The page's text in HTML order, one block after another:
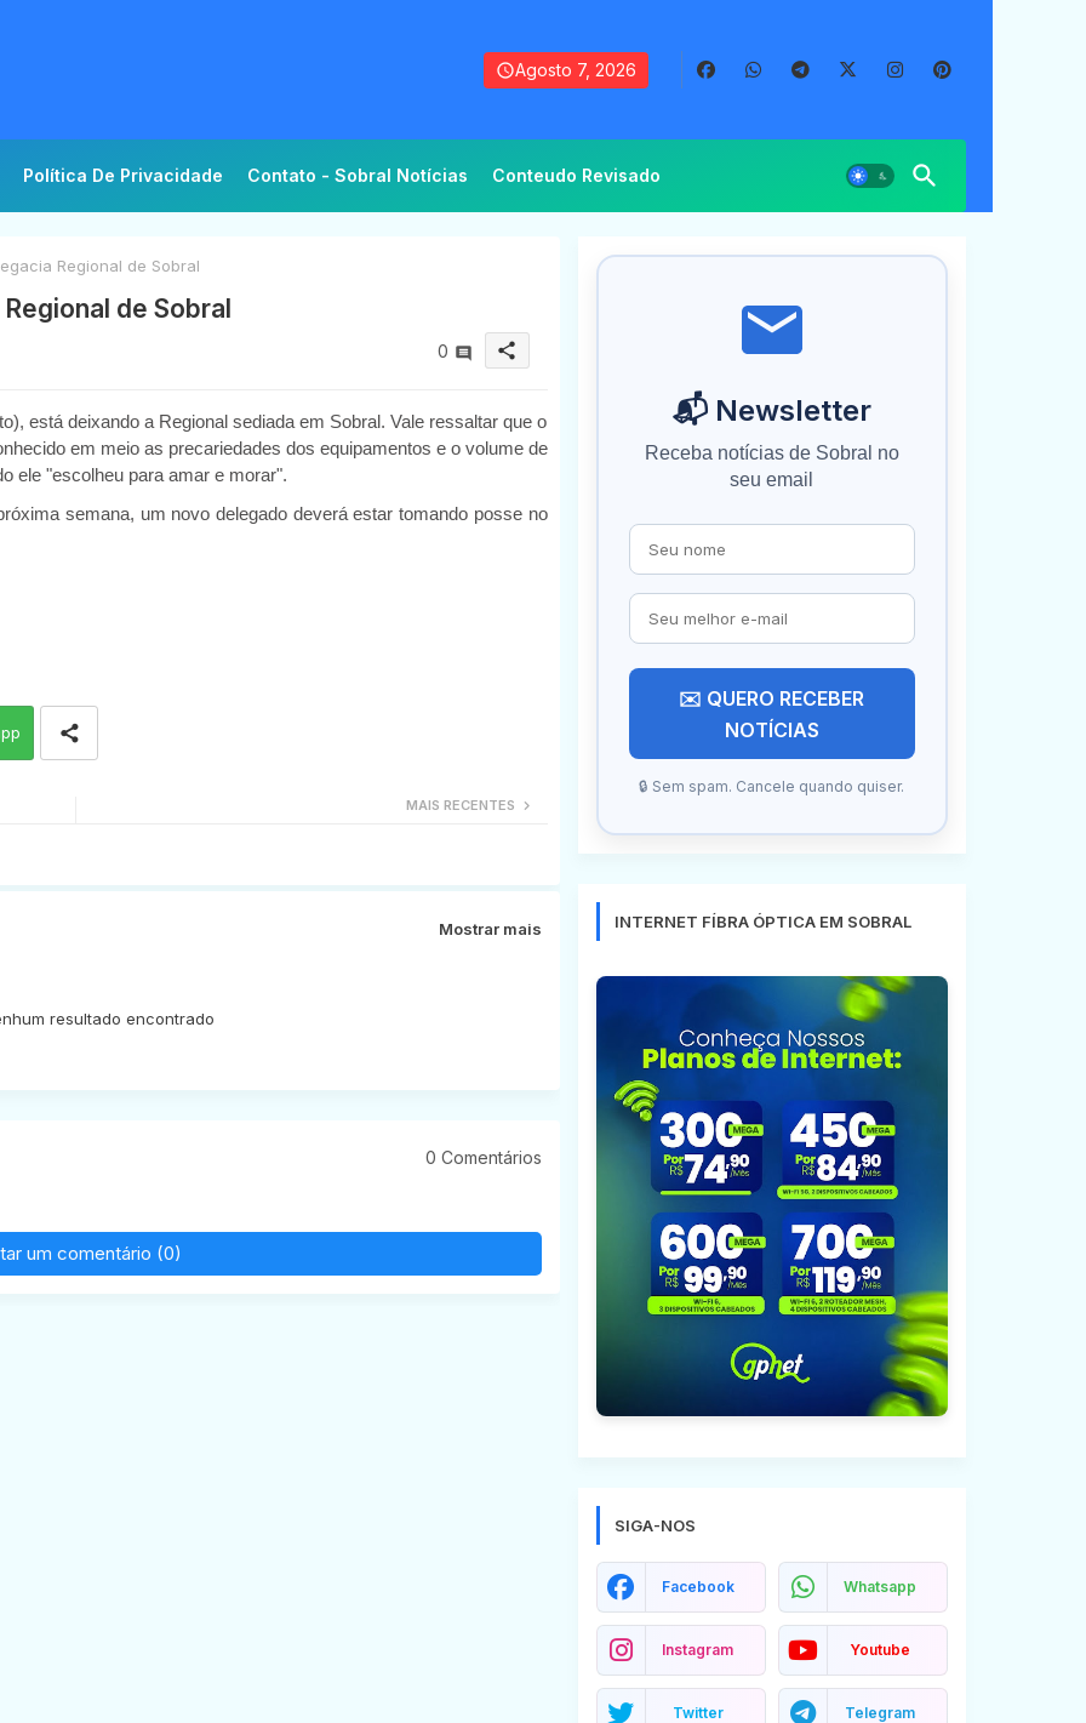
Agosto 7, 2026
Política De Privacidade Contato - Sobral Notícias Conteudo Revisado
Regional de Sobral
de Sobral
0 share
está deixando a Regional sediada em Sobral. Vale ressaltar que o
em meio as precariedades dos equipamentos e o volume de
ele "escolheu para amar e morar".
semana, um novo delegado deverá estar tomando posse no
MAIS RECENTES
Mostrar mais
resultado encontrado
0 Comentários
um comentário (0)
📬 Newsletter
Receba notícias de Sobral no
seu email
✉️ QUERO RECEBER
NOTÍCIAS
🔒 Sem spam. Cancele quando quiser.
INTERNET FÍBRA ÓPTICA EM SOBRAL
SIGA-NOS
Facebook Whatsapp
Instagram Youtube
Twitter Telegram